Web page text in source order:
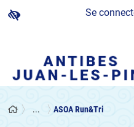
Se
... ASOA Run&Tri